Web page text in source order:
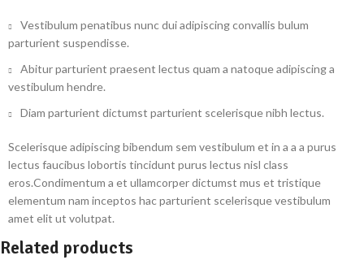
Vestibulum penatibus nunc dui adipiscing convallis bulum
parturient suspendisse.
Abitur parturient praesent lectus quam a natoque adipiscing a
vestibulum hendre.
Diam parturient dictumst parturient scelerisque nibh lectus.
Scelerisque adipiscing bibendum sem vestibulum et in a a a purus
lectus faucibus lobortis tincidunt purus lectus nisl class
eros.Condimentum a et ullamcorper dictumst mus et tristique
elementum nam inceptos hac parturient scelerisque vestibulum
amet elit ut volutpat.
Related products